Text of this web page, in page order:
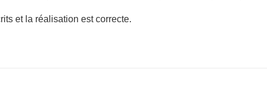
et la réalisation est correcte.